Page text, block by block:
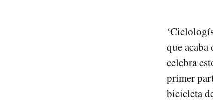
que acaba
celebra
primer
bicicleta